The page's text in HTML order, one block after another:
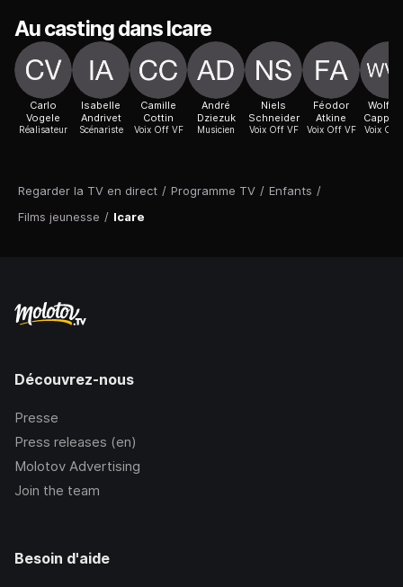
Regarder la TV en direct / Programme TV / Enfants /
Films jeunesse / Icare
Au casting dans Icare
Carlo
Vogele
Réalisateur
Isabelle
Andrivet
Scénariste
Camille
Cottin
Voix Off VF
André
Dziezuk
Musicien
Niels
Schneider
Voix Off VF
Féodor
Atkine
Voix Off VF
Wolf
Voix Off
Découvrez-nous
Presse
Press releases (en)
Molotov Advertising
Join the team
Besoin d'aide